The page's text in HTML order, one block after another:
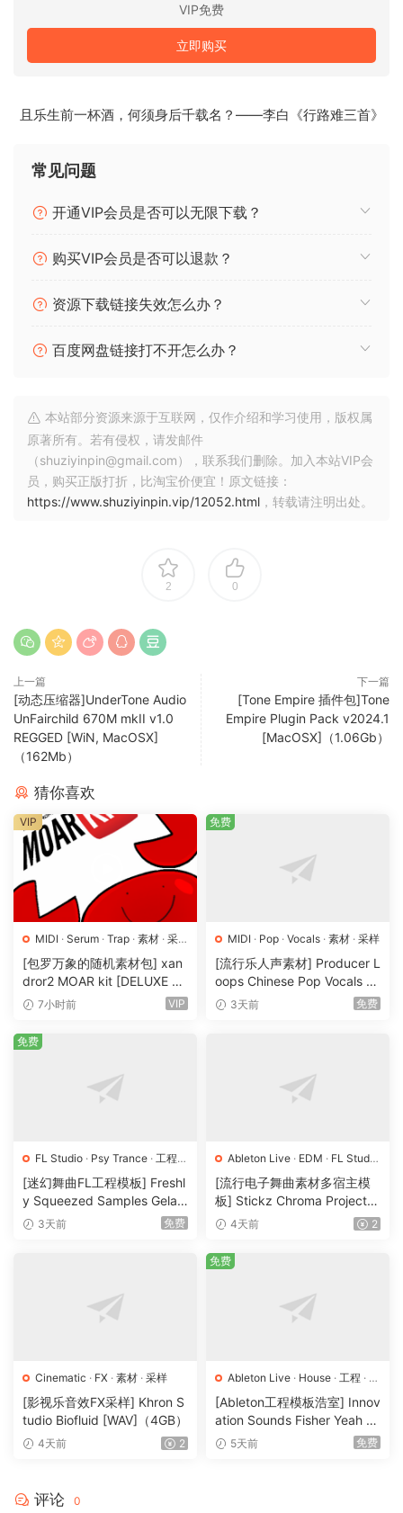
1536 Presets for Sylenth1 and Spire
8 Popular dance Music qenres
✓ SUPREME PROGRESSIVE TRANCE
✓ SUPREME FUTURE HOUSE
✓ SUPREME G-HOUSE & BRAZIL BASS
✓ SUPREME BIG ROOM HOUSE
✓ SUPREME HANDS UP & HARD TRANCE
VIP免费
立即购买
且乐生前一杯酒，何须身后千载名？——李白《行路难三首》
常见问题
开通VIP会员是否可以无限下载？
购买VIP会员是否可以退款？
资源下载链接失效怎么办？
百度网盘链接打不开怎么办？
本站部分资源来源于互联网，仅作介绍和学习使用，版权属
原著所有。若有侵权，请发邮件
（shuziyinpin@gmail.com），联系我们删除。加入本站VIP会
员，购买正版打折，比淘宝价便宜！原文链接：
https://www.shuziyinpin.vip/12052.html ，转载请注明出处。
2 0
上一篇
[动态压缩器]UnderTone Audio
UnFairchild 670M mkII v1.0
REGGED [WiN, MacOSX]
（162Mb）
下一篇
[Tone Empire 插件包]Tone
Empire Plugin Pack v2024.1
[MacOSX]（1.06Gb）
猜你喜欢
MIDI · Serum · Trap · 素材 · 采
样·预置
[包罗万象的随机素材包] xan
dror2 MOAR kit [DELUXE VE
RSION] [WAV, MiDi]（3.1G
7小时前 VIP
VIP
MIDI · Pop · Vocals · 素材 · 采样
[流行乐人声素材] Producer L
oops Chinese Pop Vocals Vo
l.1 [WAV, MiDi, REX]（3.21G
3天前 免费
免费
FL Studio · Psy Trance · 工程·
素材
采样
[迷幻舞曲FL工程模板] Freshl
y Squeezed Samples Gelar
di Template Essentials Vol.1
3天前 免费
免费
Ableton Live · EDM · FL Studio
· Logic Pro ·Pop · 工程· 素材
采样
[流行电子舞曲素材多宿主模
板] Stickz Chroma Project Fi
le Expansion（2.53GB）
4天前 2
Cinematic · FX · 素材 · 采样
[影视乐音效FX采样] Khron S
tudio Biofluid [WAV]（4GB）
4天前 2
Ableton Live · House · 工程 · 素
材
采样
[Ableton工程模板浩室] Innov
ation Sounds Fisher Yeah T
he Girls (Rmv Remake)（13
5天前 免费
免费
评论 0